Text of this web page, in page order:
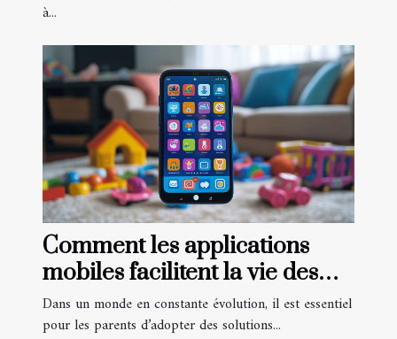
à...
Comment les applications
mobiles facilitent la vie des
parents
Dans un monde en constante évolution, il est essentiel
pour les parents d’adopter des solutions...